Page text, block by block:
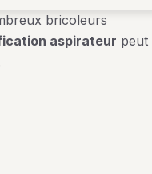
bricoleurs
aspirateur peut